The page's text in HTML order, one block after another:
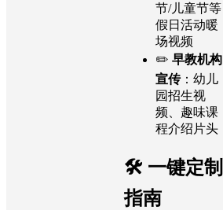
节/儿童节等
假日活动暖
场视频
✏️ 早教机构
宣传：幼儿
园招生视
频、趣味课
程介绍片头
🛠️ 一键定制
指南